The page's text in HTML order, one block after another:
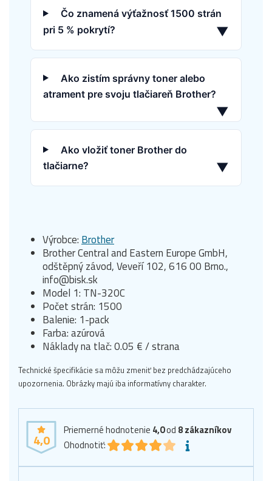
Čo znamená výťažnosť 1500 strán
pri 5 % pokrytí?
▼
Ako zistím správny toner alebo
atrament pre svoju tlačiareň Brother?
▼
Ako vložiť toner Brother do
tlačiarne?
▼
Výrobce:Brother
Brother Central and Eastern Europe GmbH,
odštěpný závod, Veveří 102, 616 00 Brno.,
info@bisk.sk
Model 1: TN-320C
Počet strán: 1500
Balenie: 1-pack
Farba: azúrová
Náklady na tlač: 0.05 € / strana
Technické špecifikácie sa môžu zmeniť bez predchádzajúceho
upozornenia. Obrázky majú iba informatívny charakter.
4,0
Priemerné hodnotenie 4,0od 8zákazníkov
Ohodnotiť: